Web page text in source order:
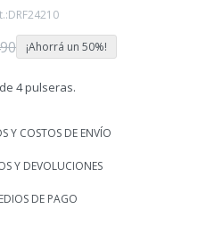
DRF24210
50
4 pulseras.
Y COSTOS DE ENVÍO
Y DEVOLUCIONES
DE PAGO